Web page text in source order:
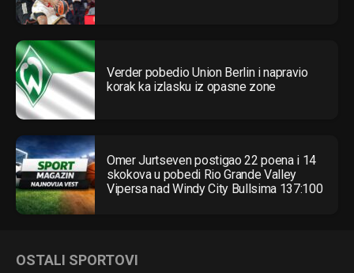
Verder pobedio Union Berlin i napravio
korak ka izlasku iz opasne zone
Omer Jurtseven postigao 22 poena i 14
skokova u pobedi Rio Grande Valley
Vipersa nad Windy City Bullsima 137:100
OSTALI SPORTOVI